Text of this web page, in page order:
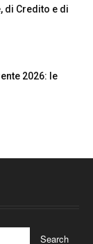
di Credito e di
2026: le